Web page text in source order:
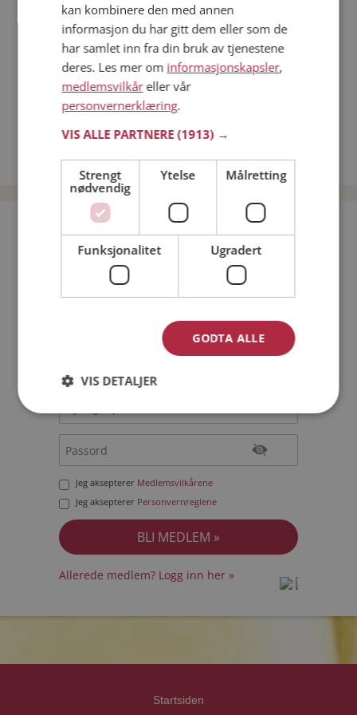
Dating på mobilen
Dating på Møteplassen
Nettdatingtips
Match Making på Møteplassen
Single synes
Date kvinner i Norge
Date menn i Norge
Bli medlem gratis!
Kvinne
Jeg aksepterer Medlemsvilkårene
Jeg aksepterer Personvernreglene
Allerede medlem? Logg inn her »
Startsiden
kan kombinere den med annen
informasjon du har gitt dem eller som de
har samlet inn fra din bruk av tjenestene
deres. Les mer om informasjonskapsler,
medlemsvilkåreller vår
personvernerklæring.
VIS ALLE PARTNERE(1913) →
Strengt
nødvendig
Ytelse Målretting
Funksjonalitet Ugradert
GODTA ALLE
VIS DETALJER